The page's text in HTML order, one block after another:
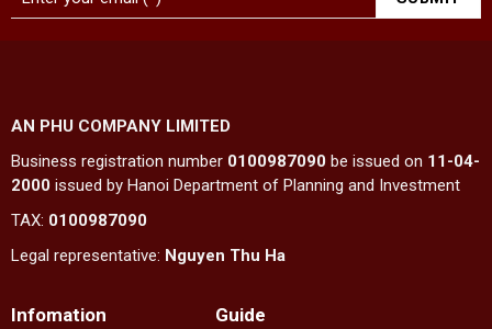
AN PHU COMPANY LIMITED
Business registration number 0100987090be issued on 11-04-
2000issued by Hanoi Department of Planning and Investment
TAX: 0100987090
Legal representative: Nguyen Thu Ha
Infomation Guide